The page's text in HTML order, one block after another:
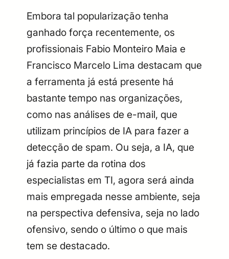
Embora tal popularização tenha
ganhado força recentemente, os
profissionais Fabio Monteiro Maia e
Francisco Marcelo Lima destacam que
a ferramenta já está presente há
bastante tempo nas organizações,
como nas análises de e-mail, que
utilizam princípios de IA para fazer a
detecção de spam. Ou seja, a IA, que
já fazia parte da rotina dos
especialistas em TI, agora será ainda
mais empregada nesse ambiente, seja
na perspectiva defensiva, seja no lado
ofensivo, sendo o último o que mais
tem se destacado.